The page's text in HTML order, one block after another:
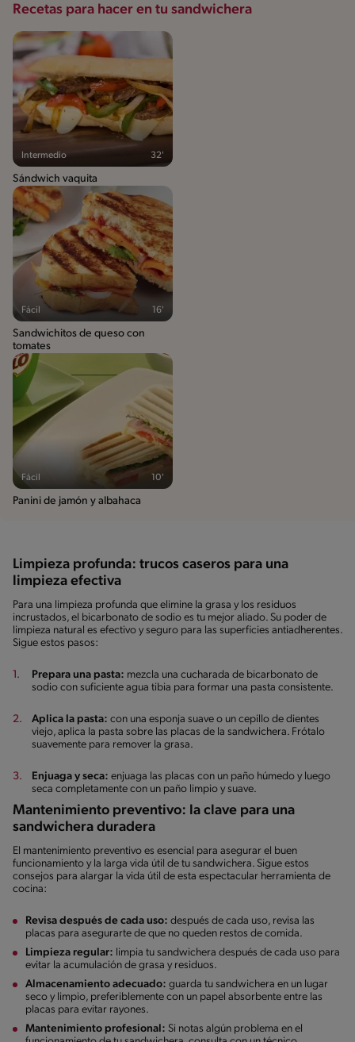
Recetas para hacer en tu sandwichera
Intermedio 32'
Sándwich vaquita
Fácil 16'
Sandwichitos de queso con
tomates
Fácil 10'
Panini de jamón y albahaca
Limpieza profunda: trucos caseros para una
limpieza efectiva
Para una limpieza profunda que elimine la grasa y los residuos
incrustados, el bicarbonato de sodio es tu mejor aliado. Su poder de
limpieza natural es efectivo y seguro para las superficies antiadherentes.
Sigue estos pasos:
Prepara una pasta: mezcla una cucharada de bicarbonato de
sodio con suficiente agua tibia para formar una pasta consistente.
Aplica la pasta: con una esponja suave o un cepillo de dientes
viejo, aplica la pasta sobre las placas de la sandwichera. Frótalo
suavemente para remover la grasa.
Enjuaga y seca: enjuaga las placas con un paño húmedo y luego
seca completamente con un paño limpio y suave.
Mantenimiento preventivo: la clave para una
sandwichera duradera
El mantenimiento preventivo es esencial para asegurar el buen
funcionamiento y la larga vida útil de tu sandwichera. Sigue estos
consejos para alargar la vida útil de esta espectacular herramienta de
cocina:
Revisa después de cada uso: después de cada uso, revisa las
placas para asegurarte de que no queden restos de comida.
Limpieza regular: limpia tu sandwichera después de cada uso para
evitar la acumulación de grasa y residuos.
Almacenamiento adecuado: guarda tu sandwichera en un lugar
seco y limpio, preferiblemente con un papel absorbente entre las
placas para evitar rayones.
Mantenimiento profesional: Si notas algún problema en el